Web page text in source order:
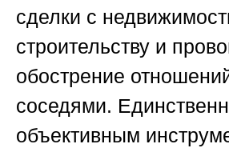
сделки с
строительству и
обострение
соседями.
объективным